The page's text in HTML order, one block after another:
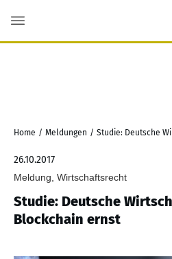
Home / Meldungen /
26.10.2017
Meldung, Wirtschaftsrecht
Studie: Deutsche
Blockchain ernst